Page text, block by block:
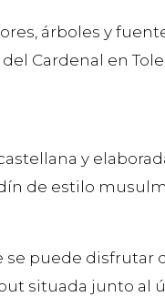
árboles y
Cardenal en
y
de estilo
puede disfrutar
situada junto al